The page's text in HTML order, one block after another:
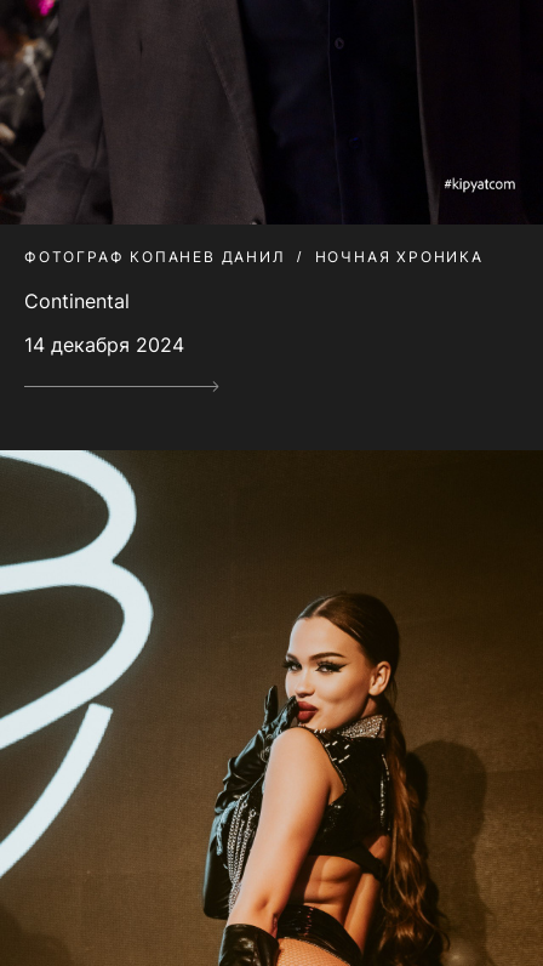
ФОТОГРАФ КОПАНЕВ ДАНИЛ НОЧНАЯ ХРОНИКА
Continental
14 декабря 2024